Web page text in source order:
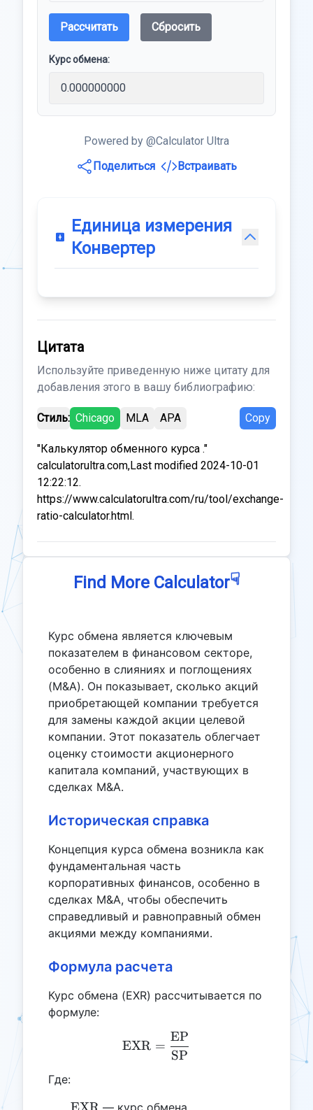
Рассчитать Сбросить
Курс обмена:
Powered by @Calculator Ultra
Поделиться
Встраивать
Единица измерения
Конвертер
Цитата
Используйте приведенную ниже цитату для
добавления этого в вашу библиографию:
Стиль: Chicago MLA APA Copy
"Калькулятор обменного курса ."
calculatorultra.com,Last modified 2024-10-01
12:22:12.
https://www.calculatorultra.com/ru/tool/exchange-
ratio-calculator.html.
Find More Calculator☟
Курс обмена является ключевым
показателем в финансовом секторе,
особенно в слияниях и поглощениях
(M&A). Он показывает, сколько акций
приобретающей компании требуется
для замены каждой акции целевой
компании. Этот показатель облегчает
оценку стоимости акционерного
капитала компаний, участвующих в
сделках M&A.
Историческая справка
Концепция курса обмена возникла как
фундаментальная часть
корпоративных финансов, особенно в
сделках M&A, чтобы обеспечить
справедливый и равноправный обмен
акциями между компаниями.
Формула расчета
Курс обмена (EXR) рассчитывается по
формуле:
\text{EXR} =
EXR =
SP
EP
Где:
\text{EXR}
— курс обмена,